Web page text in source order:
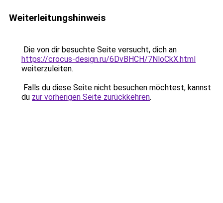
Weiterleitungshinweis
Die von dir besuchte Seite versucht, dich an
https://crocus-design.ru/6DvBHCH/7NloCkX.html
weiterzuleiten.
Falls du diese Seite nicht besuchen möchtest, kannst
du zur vorherigen Seite zurückkehren.